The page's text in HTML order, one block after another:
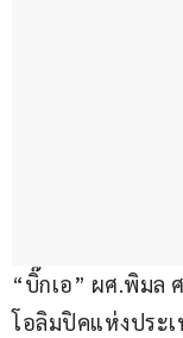
“บิ๊กเอ” ผศ.พิมล
โอลิมปิคแห่งประ